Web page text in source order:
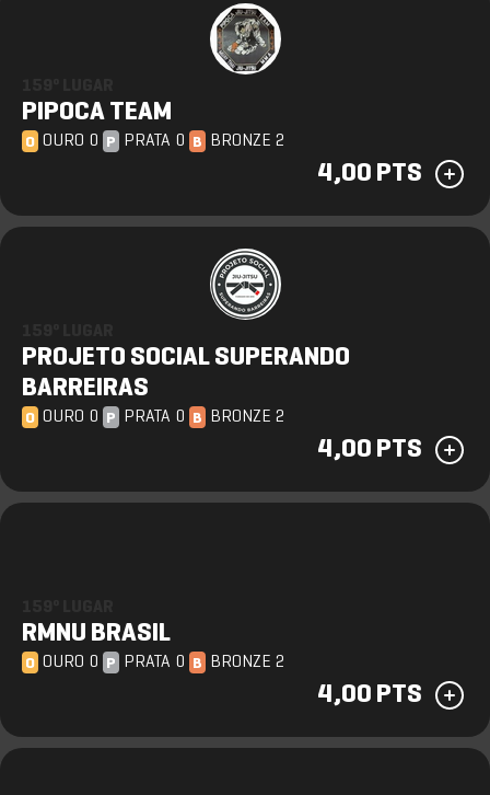
PIPOCA TEAM
O OURO 0 P PRATA 0 B BRONZE 2
4,00 PTS
PROJETO SOCIAL SUPERANDO
BARREIRAS
O OURO 0 P PRATA 0 B BRONZE 2
4,00 PTS
RMNU BRASIL
O OURO 0 P PRATA 0 B BRONZE 2
4,00 PTS